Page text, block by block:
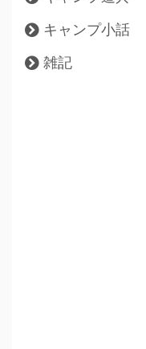
キャンプ小話
雑記